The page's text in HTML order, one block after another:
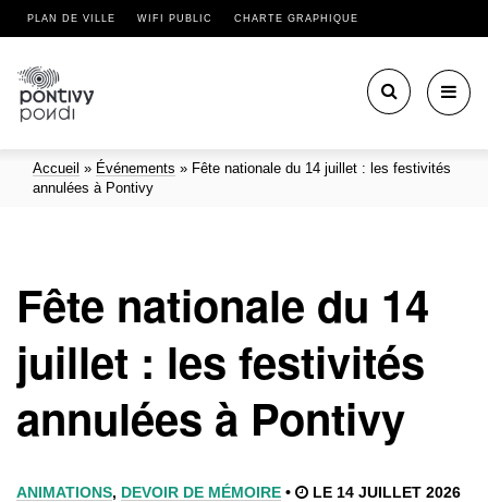
PLAN DE VILLE WIFI PUBLIC CHARTE GRAPHIQUE
Accueil » Événements » Fête nationale du 14 juillet : les festivités
annulées à Pontivy
Fête nationale du 14
juillet : les festivités
annulées à Pontivy
ANIMATIONS, DEVOIR DE MÉMOIRE •
LE 14 JUILLET 2026